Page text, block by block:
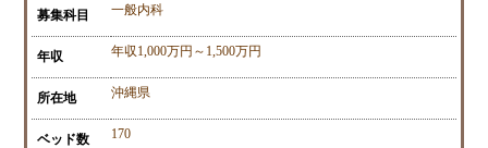
募集科目 一般内科
年収 年収1,000万円～1,500万円
所在地 沖縄県
ベッド数 170